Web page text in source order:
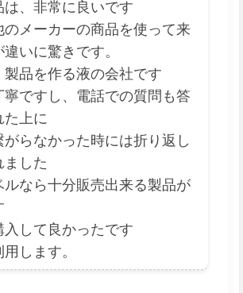
は、非常に良いです
のメーカーの商品を使って来
いに驚きです。
製品を作る液の会社です
ですし、電話での質問も答
た上に
がらなかった時には折り返し
ました
ルなら十分販売出来る製品が
して良かったです
します。